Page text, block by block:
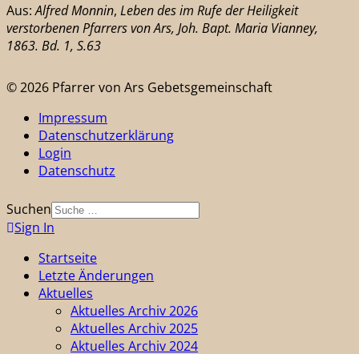
Aus:Alfred Monnin, Leben des im Rufe der Heiligkeit
verstorbenen Pfarrers von Ars, Joh. Bapt. Maria Vianney,
1863. Bd. 1, S.63
© 2026 Pfarrer von Ars Gebetsgemeinschaft
Impressum
Datenschutzerklärung
Login
Datenschutz
Suchen
Sign In
Startseite
Letzte Änderungen
Aktuelles
Aktuelles Archiv 2026
Aktuelles Archiv 2025
Aktuelles Archiv 2024